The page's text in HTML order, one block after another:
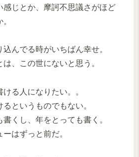
感じとか、摩訶不思議さがほど
んでる時がいちばん幸せ。
、この世にないと思う。
る人になりたい。。
というものでもない。
くし、年をとっても書く。
はずっと前だ。